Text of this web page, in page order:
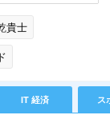
貴士
トピックス
IT 経済 ス